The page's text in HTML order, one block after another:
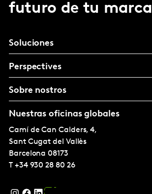
futuro de tu marca
Soluciones
Perspectives
Sobre nostros
Nuestras oficinas globales
Camí de Can Calders, 4,
Sant Cugat del Vallès
Barcelona 08173
T +34 930 28 80 26